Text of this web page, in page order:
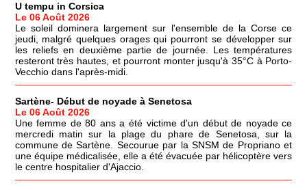
U tempu in Corsica
Le 06 Août 2026
Le soleil dominera largement sur l'ensemble de la Corse ce
jeudi, malgré quelques orages qui pourront se développer sur
les reliefs en deuxième partie de journée. Les températures
resteront très hautes, et pourront monter jusqu'à 35°C à Porto-
Vecchio dans l'après-midi.
Sartène- Début de noyade à Senetosa
Le 06 Août 2026
Une femme de 80 ans a été victime d'un début de noyade ce
mercredi matin sur la plage du phare de Senetosa, sur la
commune de Sartène. Secourue par la SNSM de Propriano et
une équipe médicalisée, elle a été évacuée par hélicoptère vers
le centre hospitalier d'Ajaccio.